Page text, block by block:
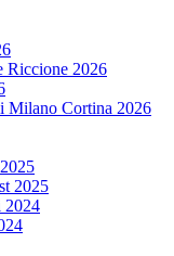
Riccione 2026
Milano Cortina 2026
2025
2024